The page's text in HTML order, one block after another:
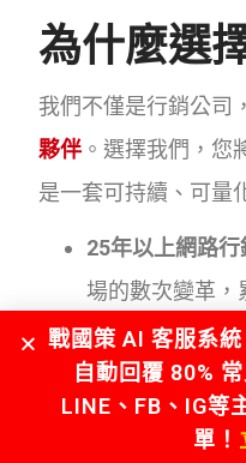
為什麼選
我們不僅是行銷公司
夥伴 。選擇我們，您
是一套可持續、可量
25年以上網路行
場的數次變革，
服務超過50家
的產業經驗讓您
模式。
戰國策 AI 客服系
自動回覆 80%
LINE、FB、IG等
單！